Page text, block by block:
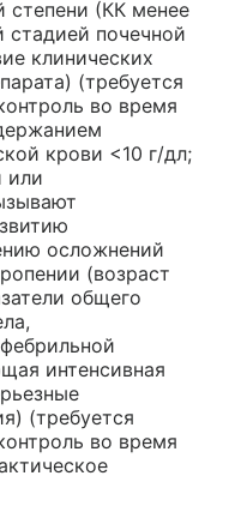
степени (КК менее
почечной
клинических
(требуется
во время
крови <10 г/дл;
или
осложнений
(возраст
общего
интенсивная
(требуется
во время